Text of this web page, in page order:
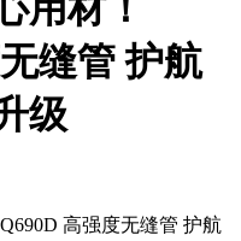
用材！
缝管 护航
级
高强度无缝管 护航